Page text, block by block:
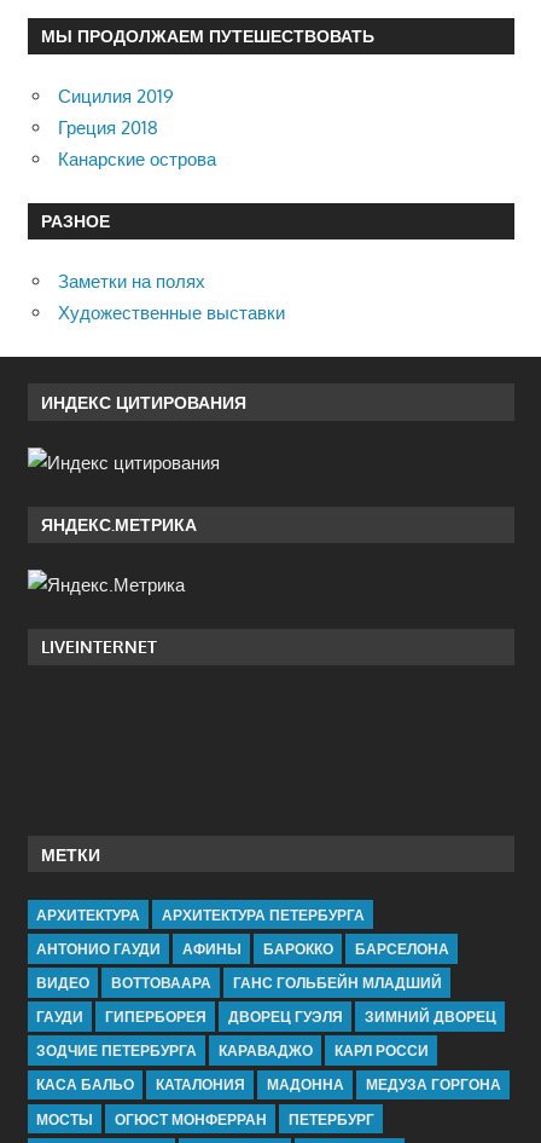
МЫ ПРОДОЛЖАЕМ ПУТЕШЕСТВОВАТЬ
Сицилия 2019
Греция 2018
Канарские острова
РАЗНОЕ
Заметки на полях
Художественные выставки
ИНДЕКС ЦИТИРОВАНИЯ
ЯНДЕКС.МЕТРИКА
LIVEINTERNET
МЕТКИ
АРХИТЕКТУРА
АРХИТЕКТУРА ПЕТЕРБУРГА
АНТОНИО ГАУДИ
АФИНЫ БАРОККО
БАРСЕЛОНА
ВИДЕО
ВОТТОВААРА
ГАНС ГОЛЬБЕЙН МЛАДШИЙ
ГАУДИ
ГИПЕРБОРЕЯ ДВОРЕЦ ГУЭЛЯ
ЗИМНИЙ ДВОРЕЦ
ЗОДЧИЕ ПЕТЕРБУРГА
КАРАВАДЖО
КАРЛ РОССИ
КАСА БАЛЬО
КАТАЛОНИЯ МАДОННА
МЕДУЗА ГОРГОНА
МОСТЫ
ОГЮСТ МОНФЕРРАН ПЕТЕРБУРГ